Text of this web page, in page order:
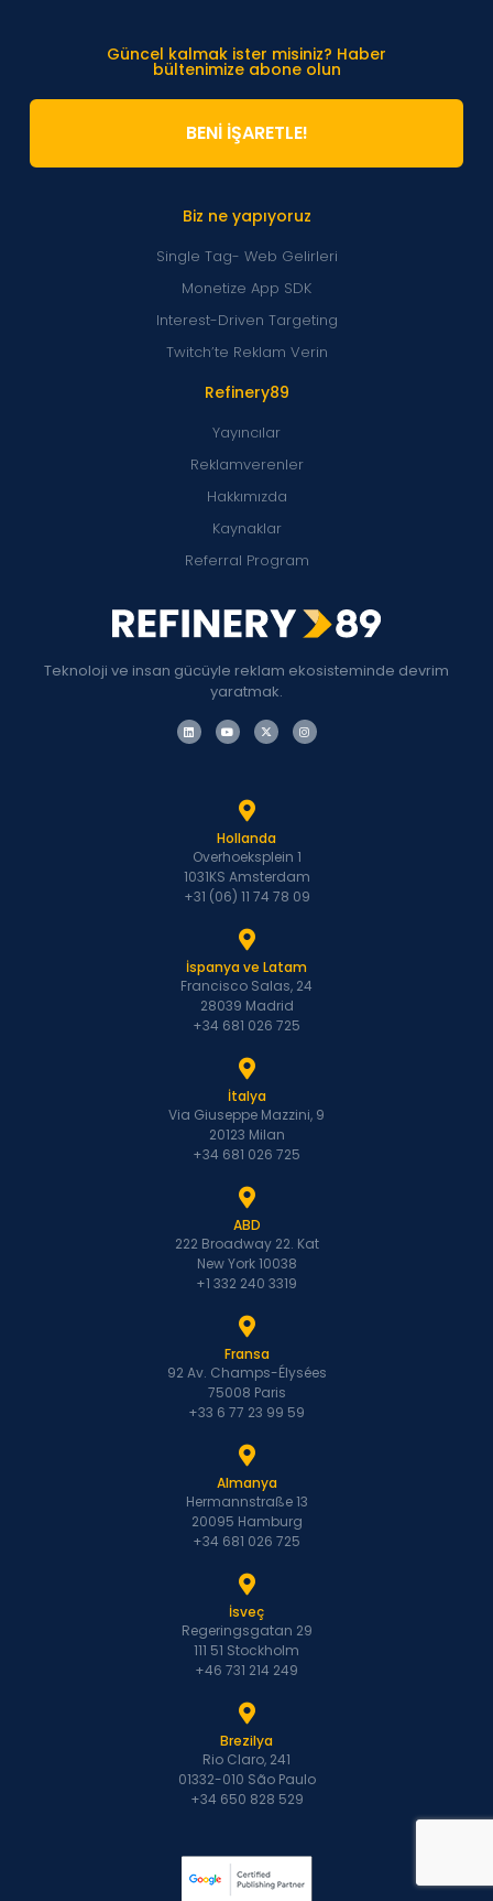
Teknoloji ve insan gücüyle reklam ekosisteminde devrim
yaratmak.
Refinery89
Yayıncılar
Reklamverenler
Hakkımızda
Kaynaklar
Referral Program
Biz ne yapıyoruz
Single Tag- Web Gelirleri
Monetize App SDK
Interest-Driven Targeting
Twitch’te Reklam Verin
Güncel kalmak ister misiniz? Haber
bültenimize abone olun
BENİ İŞARETLE!
Hollanda
Overhoeksplein 1
1031KS Amsterdam
+31 (06) 11 74 78 09
İspanya ve Latam
Francisco Salas, 24
28039 Madrid
+34 681 026 725
İtalya
Via Giuseppe Mazzini, 9
20123 Milan
+34 681 026 725
ABD
222 Broadway 22. Kat
New York 10038
+1 332 240 3319
Fransa
92 Av. Champs-Élysées
75008 Paris
+33 6 77 23 99 59
Almanya
Hermannstraße 13
20095 Hamburg
+34 681 026 725
İsveç
Regeringsgatan 29
111 51 Stockholm
+46 731 214 249
Brezilya
Rio Claro, 241
01332-010 São Paulo
+34 650 828 529